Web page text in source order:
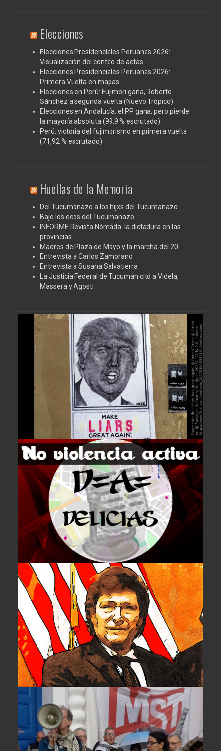
Elecciones
Elecciones Presidenciales Peruanas 2026:
Visualización del conteo de actas
Elecciones Presidenciales Peruanas 2026:
Primera Vuelta en mapas
Elecciones en Perú: Fujimori gana, Roberto
Sánchez a segunda vuelta (Nuevo Trópico)
Elecciones en Andalucía: el PP gana, pero pierde
la mayoría absoluta (99,9 % escrutado)
Perú: victoria del fujimorismo en primera vuelta
(71,92 % escrutado)
Huellas de la Memoria
Del Tucumanazo a los hijxs del Tucumanazo
Bajo los ecos del Tucumanazo
INFORME Revista Nómada: la dictadura en las
provincias
Madres de Plaza de Mayo y la marcha del 20
Entrevista a Carlos Zamorano
Entrevista a Susana Salvatierra
La Justicia Federal de Tucumán citó a Videla,
Massera y Agosti